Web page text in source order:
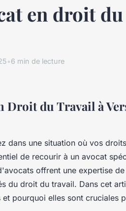
en droit
•6 min de lecture
Droit du Travail à
dans une situation où vos
de recourir à un avocat
offrent une expertise
du droit du travail. Dans cet
pourquoi elles sont cruciales